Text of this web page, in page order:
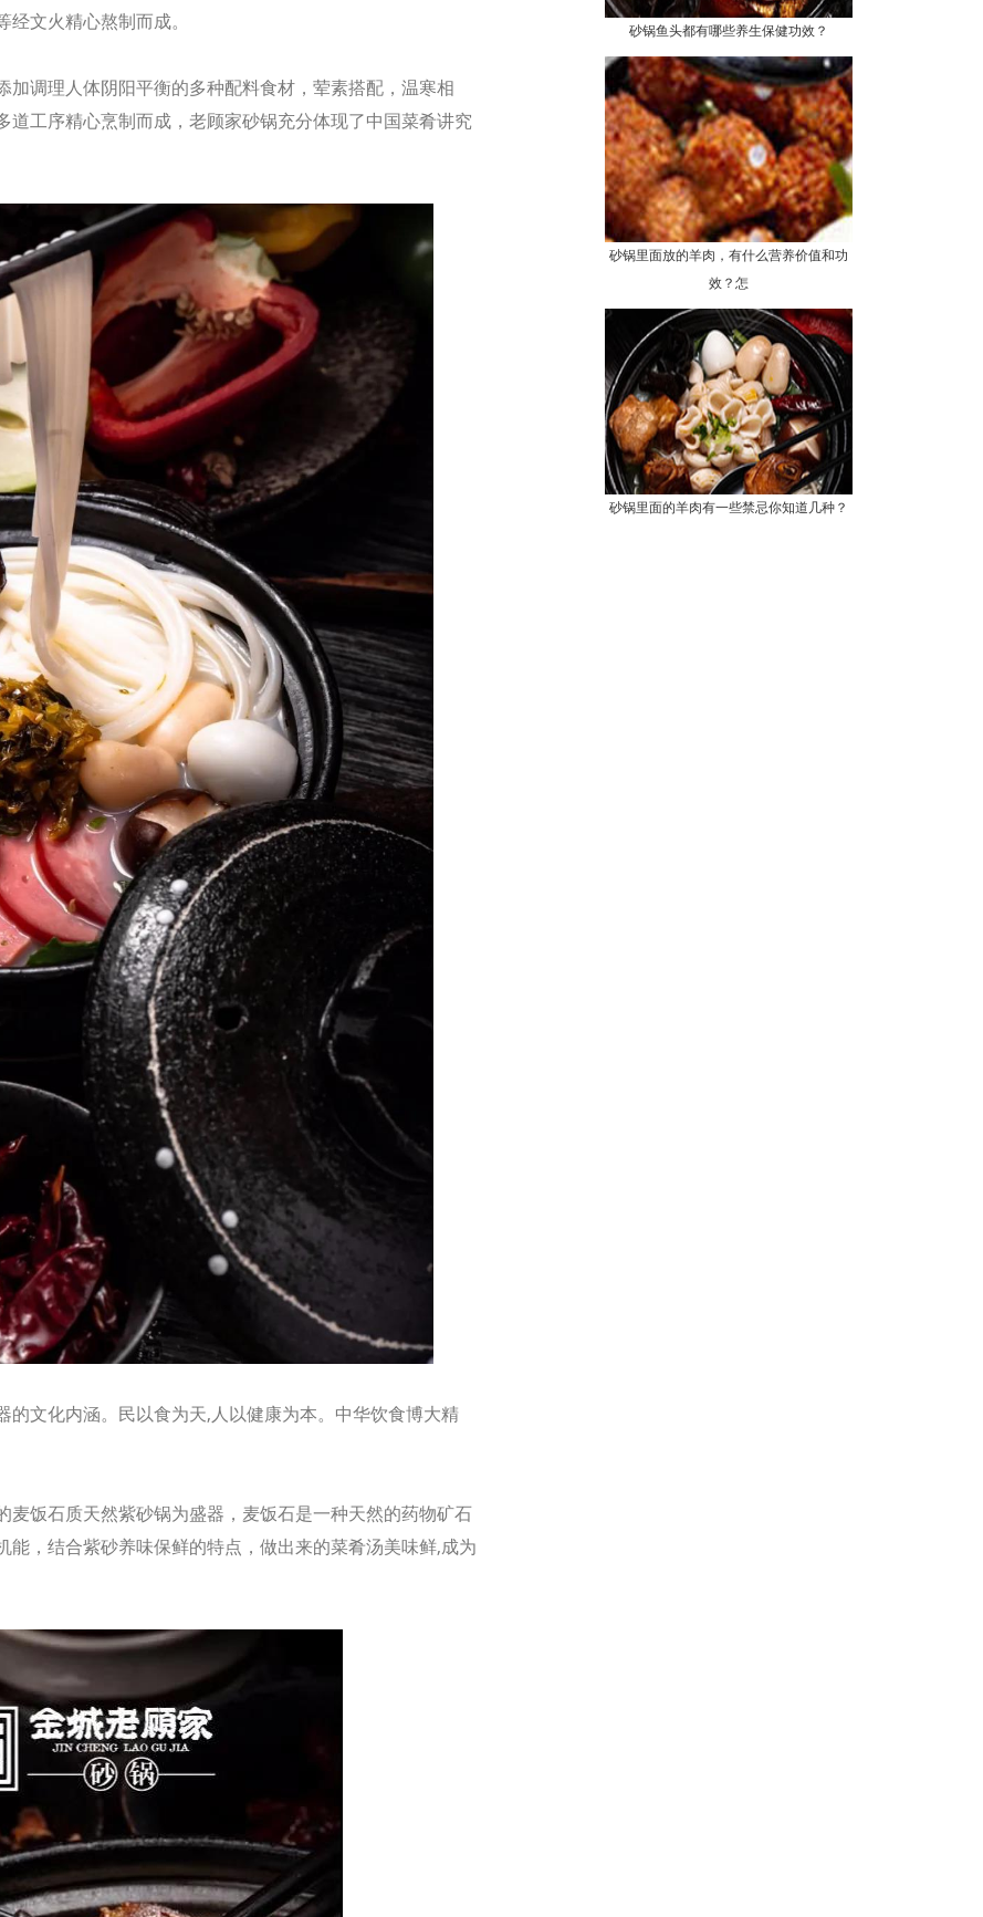
文火精心熬制而成。
调理人体阴阳平衡的多种配料食材，荤素搭配，温寒相
工序精心烹制而成，老顾家砂锅充分体现了中国菜肴讲究
文化内涵。民以食为天,人以健康为本。中华饮食博大精
饭石质天然紫砂锅为盛器，麦饭石是一种天然的药物矿石
，结合紫砂养味保鲜的特点，做出来的菜肴汤美味鲜,成为
砂锅鱼头都有哪些养生保健功效？
砂锅里面放的羊肉，有什么营养价值和功
效？怎
砂锅里面的羊肉有一些禁忌你知道几种？